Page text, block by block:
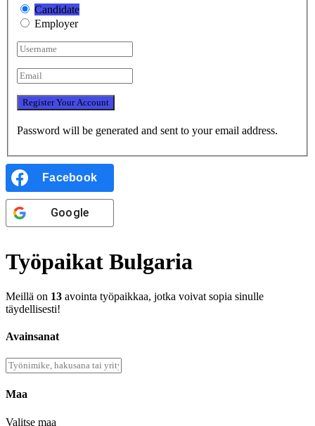
Candidate
Employer
Password will be generated and sent to your email address.
Facebook
Google
Työpaikat Bulgaria
Meillä on 13 avointa työpaikkaa, jotka voivat sopia sinulle
täydellisesti!
Avainsanat
Maa
Valitse maa